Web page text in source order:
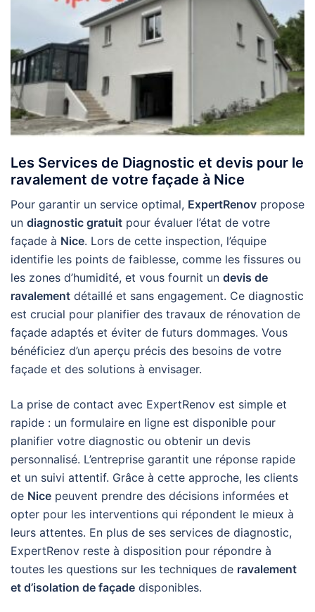
Les Services de Diagnostic et devis pour le
ravalement de votre façade à Nice
Pour garantir un service optimal, ExpertRenov propose
un diagnostic gratuit pour évaluer l’état de votre
façade à Nice. Lors de cette inspection, l’équipe
identifie les points de faiblesse, comme les fissures ou
les zones d’humidité, et vous fournit un devis de
ravalement détaillé et sans engagement. Ce diagnostic
est crucial pour planifier des travaux de rénovation de
façade adaptés et éviter de futurs dommages. Vous
bénéficiez d’un aperçu précis des besoins de votre
façade et des solutions à envisager.
La prise de contact avec ExpertRenov est simple et
rapide : un formulaire en ligne est disponible pour
planifier votre diagnostic ou obtenir un devis
personnalisé. L’entreprise garantit une réponse rapide
et un suivi attentif. Grâce à cette approche, les clients
de Nice peuvent prendre des décisions informées et
opter pour les interventions qui répondent le mieux à
leurs attentes. En plus de ses services de diagnostic,
ExpertRenov reste à disposition pour répondre à
toutes les questions sur les techniques de ravalement
et d’isolation de façade disponibles.